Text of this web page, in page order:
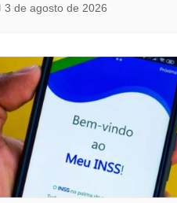
3 de agosto de 2026